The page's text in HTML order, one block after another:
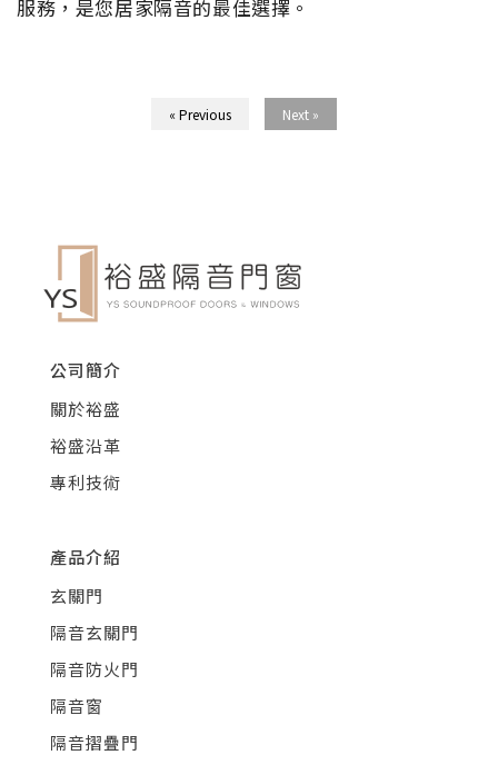
服務，是您居家隔音的最佳選擇。
« Previous Next »
公司簡介
關於裕盛
裕盛沿革
專利技術
產品介紹
玄關門
隔音玄關門
隔音防火門
隔音窗
隔音摺疊門